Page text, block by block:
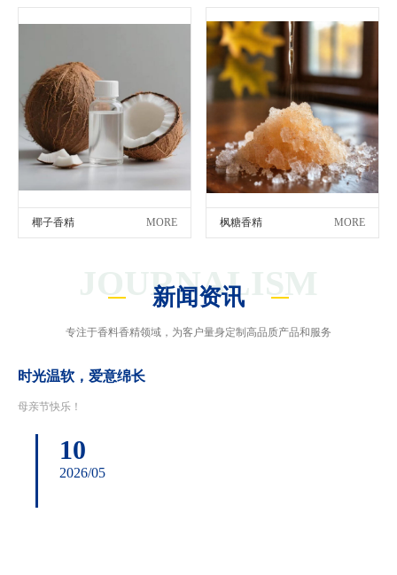
椰子香精 MORE 枫糖香精 MORE
JOURNALISM
新闻资讯
专注于香料香精领域，为客户量身定制高品质产品和服务
时光温软，爱意绵长
母亲节快乐！
10
2026/05